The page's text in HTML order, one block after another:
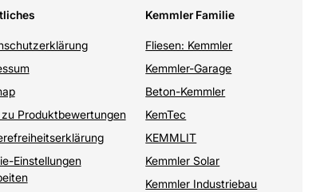
Produktbewertungen
Einstellungen
Kemmler Familie
Fliesen: Kemmler
Kemmler-Garage
Beton-Kemmler
KemTec
KEMMLIT
Kemmler Solar
Kemmler Industriebau